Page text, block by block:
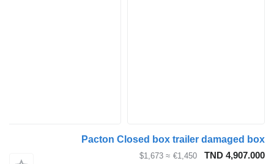
Pacton Closed box trailer
TND
€1,450
≈ $1,673